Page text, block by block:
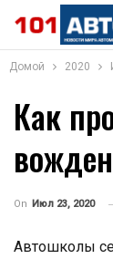
Домой 2020
Как
On Июл 23, 2020
Автошколы